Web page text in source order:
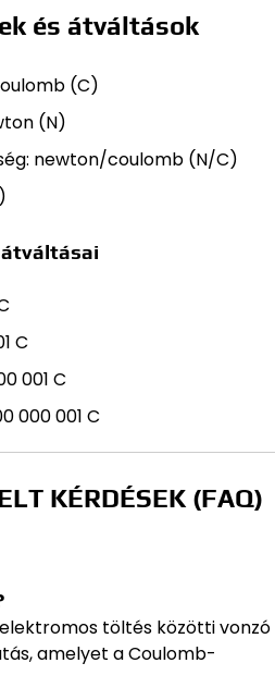
és átváltások
(C)
(N)
newton/coulomb (N/C)
C
001 C
000 001 C
KÉRDÉSEK (FAQ)
töltés közötti vonzó
amelyet a Coulomb-